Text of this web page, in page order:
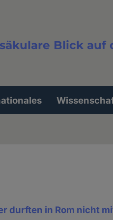
Blick auf
durften in Rom nicht